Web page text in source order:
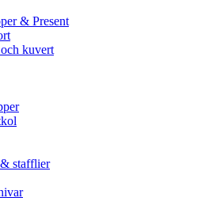
& Present
kuvert
stafflier